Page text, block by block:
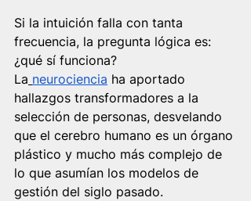
Si la intuición falla con tanta
frecuencia, la pregunta lógica es:
¿qué sí funciona?
La neurociencia ha aportado
hallazgos transformadores a la
selección de personas, desvelando
que el cerebro humano es un órgano
plástico y mucho más complejo de
lo que asumían los modelos de
gestión del siglo pasado.